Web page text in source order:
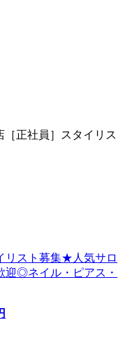
正社員］スタイリス
リスト募集★人気サロ
迎◎ネイル・ピアス・